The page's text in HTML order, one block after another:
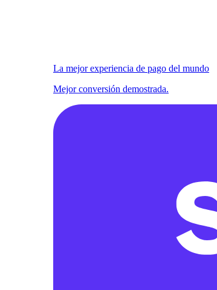
La mejor experiencia de pago del mundo
Mejor conversión demostrada.